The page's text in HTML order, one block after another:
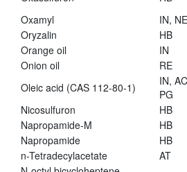
Oxamyl
IN, NE
Oryzalin
HB
Orange oil
IN
Onion oil
RE
Oleic acid (CAS 112-80-1)
IN,
PG
Nicosulfuron
HB
Napropamide-M
HB
Napropamide
HB
n-Tetradecylacetate
AT